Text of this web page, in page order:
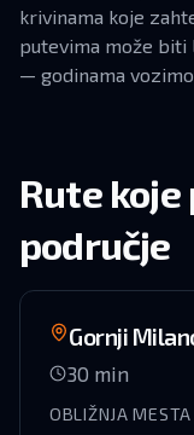
krivinama koje
putevima može biti
— godinama
Rute
područje
Gornji
30 min
OBLIŽNJA MESTA